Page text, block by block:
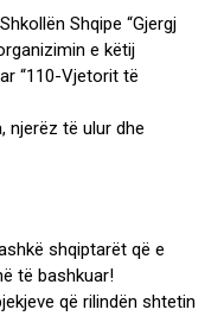
Shqipe “Gjergj
e këtij
“110-Vjetorit të
shqiptarët që e
të bashkuar!
që rilindën shtetin